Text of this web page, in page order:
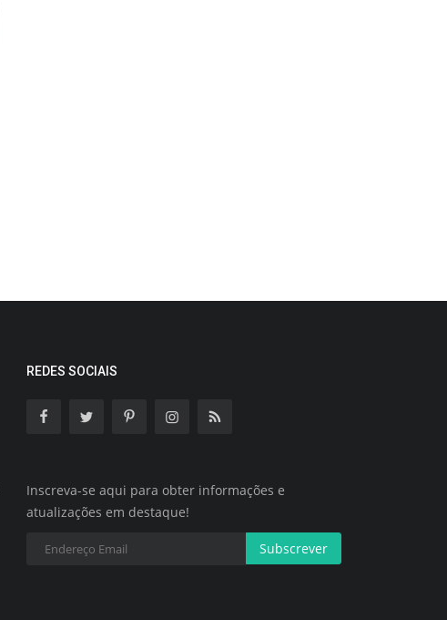
REDES SOCIAIS
Inscreva-se aqui para obter informações e
atualizações em destaque!
Subscrever